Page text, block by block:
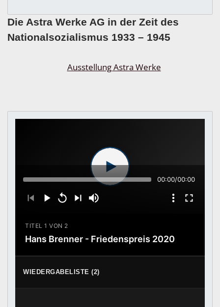
Die Astra Werke AG in der Zeit des
Nationalsozialismus 1933 – 1945
00:00/00:00
TITEL 1 VON 2
Hans Brenner - Friedenspreis 2020
WIEDERGABELISTE (2)